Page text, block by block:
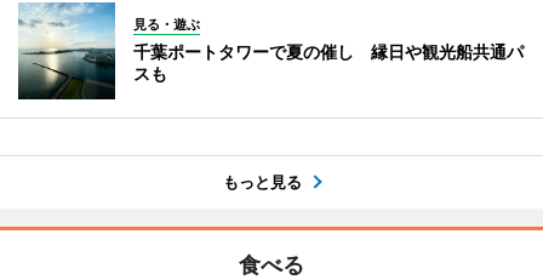
見る・遊ぶ
千葉ポートタワーで夏の催し 縁日や観光船共通パ
スも
もっと見る
食べる